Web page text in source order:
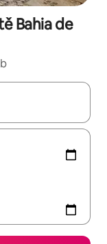
Bahia de
je procházet pomocí